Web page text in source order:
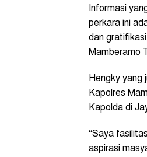
Informasi
perkara ini
dan
Mamberamo
Hengky yang
Kapolres
Kapolda di
“Saya
aspirasi